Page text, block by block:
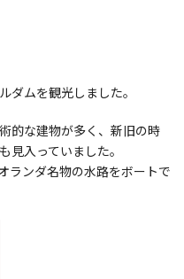
ダムを観光しました。
的な建物が多く、新旧の時
見入っていました。
ランダ名物の水路をボートで